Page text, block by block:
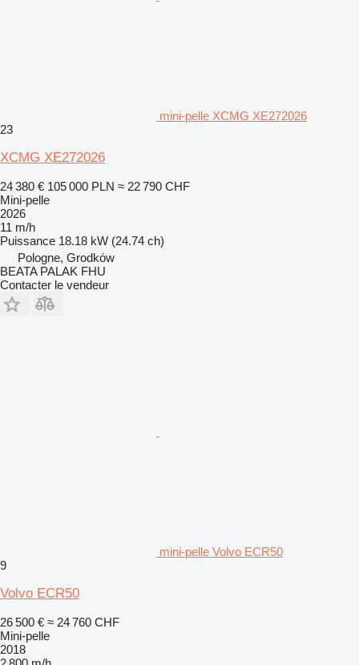
mini-pelle XCMG XE272026
23
XCMG XE272026
24 380 € 105 000 PLN ≈ 22 790 CHF
Mini-pelle
2026
11 m/h
Puissance 18.18 kW (24.74 ch)
Pologne, Grodków
BEATA PALAK FHU
Contacter le vendeur
mini-pelle Volvo ECR50
9
Volvo ECR50
26 500 € ≈ 24 760 CHF
Mini-pelle
2018